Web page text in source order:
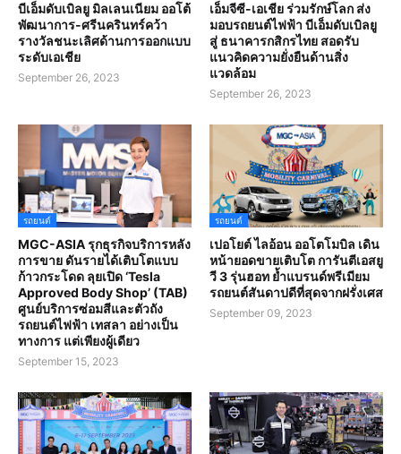
บีเอ็มดับเบิลยู มิลเลนเนียม ออโต้
พัฒนาการ-ศรีนครินทร์คว้า
รางวัลชนะเลิศด้านการออกแบบ
ระดับเอเชีย
September 26, 2023
เอ็มจีซี-เอเชีย ร่วมรักษ์โลก ส่ง
มอบรถยนต์ไฟฟ้า บีเอ็มดับเบิลยู
สู่ ธนาคารกสิกรไทย สอดรับ
แนวคิดความยั่งยืนด้านสิ่ง
แวดล้อม
September 26, 2023
รถยนต์
MGC-ASIA รุกธุรกิจบริการหลัง
การขาย ดันรายได้เติบโตแบบ
ก้าวกระโดด ลุยเปิด ‘Tesla
Approved Body Shop’ (TAB)
ศูนย์บริการซ่อมสีและตัวถัง
รถยนต์ไฟฟ้า เทสลา อย่างเป็น
ทางการ แต่เพียงผู้เดียว
September 15, 2023
รถยนต์
เปอโยต์ ไลอ้อน ออโตโมบิล เดิน
หน้ายอดขายเติบโต การันตีเอสยู
วี 3 รุ่นฮอท ย้ำแบรนด์พรีเมียม
รถยนต์สันดาปดีที่สุดจากฝรั่งเศส
September 09, 2023